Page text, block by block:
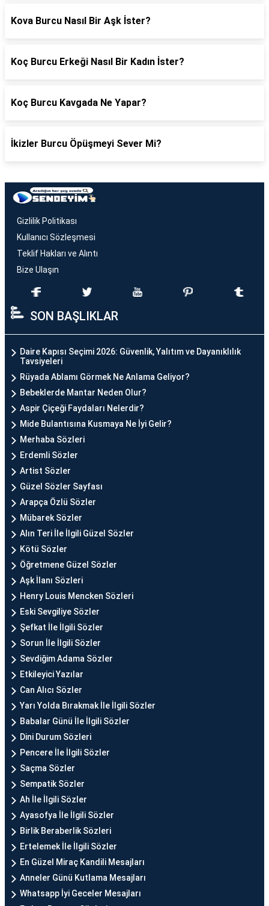
Kova Burcu Nasıl Bir Aşk İster?
Koç Burcu Erkeği Nasıl Bir Kadın İster?
Koç Burcu Kavgada Ne Yapar?
İkizler Burcu Öpüşmeyi Sever Mi?
Gizlilik Politikası
Kullanıcı Sözleşmesi
Teklif Hakları ve Alıntı
Bize Ulaşın
SON BAŞLIKLAR
Daire Kapısı Seçimi 2026: Güvenlik, Yalıtım ve Dayanıklılık
Tavsiyeleri
Rüyada Ablamı Görmek Ne Anlama Geliyor?
Bebeklerde Mantar Neden Olur?
Aspir Çiçeği Faydaları Nelerdir?
Mide Bulantısına Kusmaya Ne İyi Gelir?
Merhaba Sözleri
Erdemli Sözler
Artist Sözler
Güzel Sözler Sayfası
Arapça Özlü Sözler
Mübarek Sözler
Alın Teri İle İlgili Güzel Sözler
Kötü Sözler
Öğretmene Güzel Sözler
Aşk İlanı Sözleri
Henry Louis Mencken Sözleri
Eski Sevgiliye Sözler
Şefkat İle İlgili Sözler
Sorun İle İlgili Sözler
Sevdiğim Adama Sözler
Etkileyici Yazılar
Can Alıcı Sözler
Yarı Yolda Bırakmak İle İlgili Sözler
Babalar Günü İle İlgili Sözler
Dini Durum Sözleri
Pencere İle İlgili Sözler
Saçma Sözler
Sempatik Sözler
Ah İle İlgili Sözler
Ayasofya İle İlgili Sözler
Birlik Beraberlik Sözleri
Ertelemek İle İlgili Sözler
En Güzel Miraç Kandili Mesajları
Anneler Günü Kutlama Mesajları
Whatsapp İyi Geceler Mesajları